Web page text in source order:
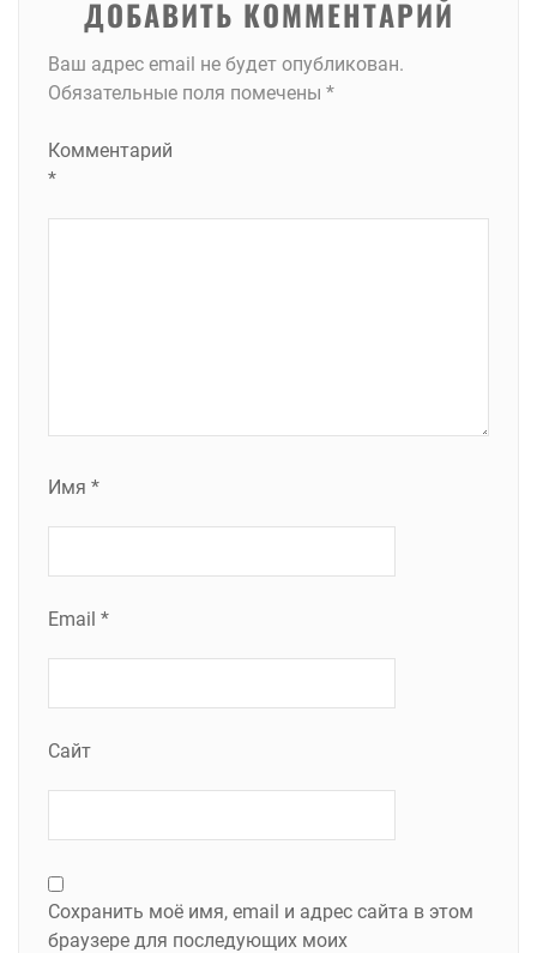
ДОБАВИТЬ КОММЕНТАРИЙ
Ваш адрес email не будет опубликован.
Обязательные поля помечены *
Комментарий
*
Имя *
Email *
Сайт
Сохранить моё имя, email и адрес сайта в этом
браузере для последующих моих